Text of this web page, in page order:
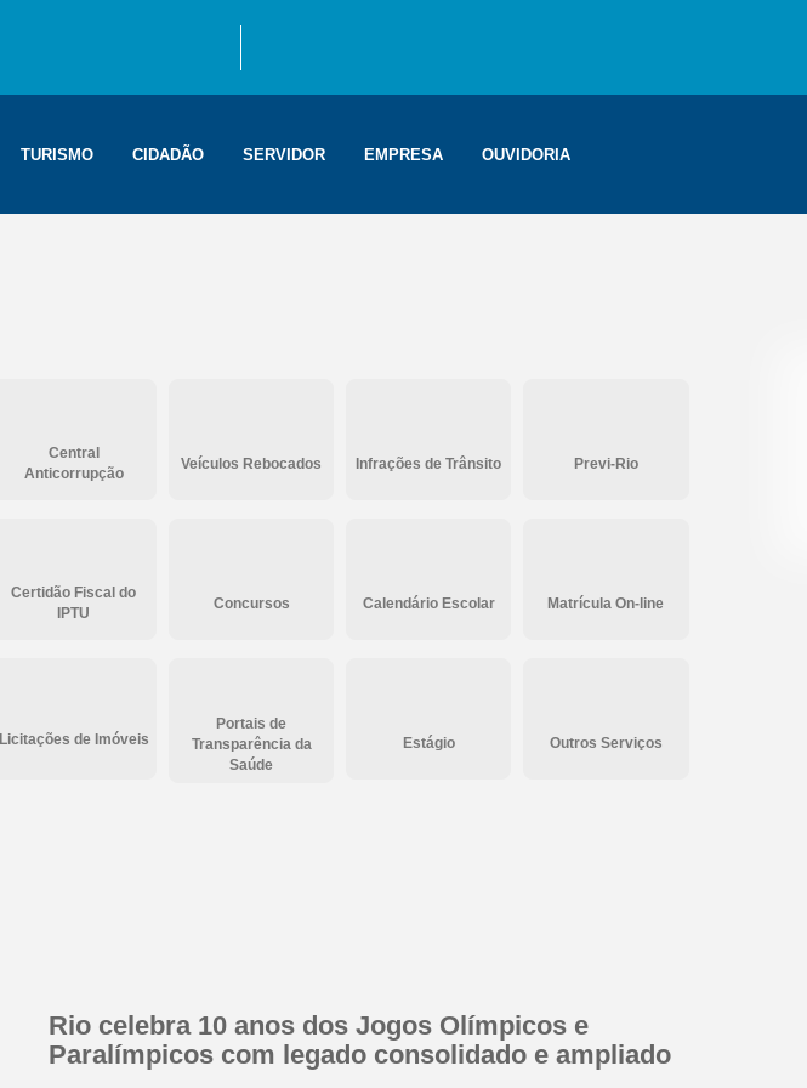
TURISMO CIDADÃO SERVIDOR EMPRESA OUVIDORIA
Central
Anticorrupção
Veículos Rebocados Infrações de Trânsito Previ-Rio
Certidão Fiscal do
IPTU
Concursos Calendário Escolar Matrícula On-line
Licitações de Imóveis
Portais de
Transparência da
Saúde
Estágio Outros Serviços
Rio celebra 10 anos dos Jogos Olímpicos e
Paralímpicos com legado consolidado e ampliado